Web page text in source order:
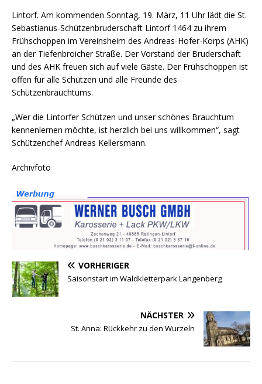
Lintorf. Am kommenden Sonntag, 19. März, 11 Uhr lädt die St.
Sebastianus-Schützenbruderschaft Lintorf 1464 zu ihrem
Frühschoppen im Vereinsheim des Andreas-Hofer-Korps (AHK)
an der Tiefenbroicher Straße. Der Vorstand der Bruderschaft
und des AHK freuen sich auf viele Gäste. Der Frühschoppen ist
offen für alle Schützen und alle Freunde des
Schützenbrauchtums.
„Wer die Lintorfer Schützen und unser schönes Brauchtum
kennenlernen möchte, ist herzlich bei uns willkommen“, sagt
Schützenchef Andreas Kellersmann.
Archivfoto
VORHERIGER
Saisonstart im Waldkletterpark Langenberg
NÄCHSTER
St. Anna: Rückkehr zu den Wurzeln